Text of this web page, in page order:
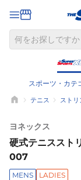
スポーツ・カテ
テニス スト
ヨネックス
硬式テニススト
007
MENS LADIES